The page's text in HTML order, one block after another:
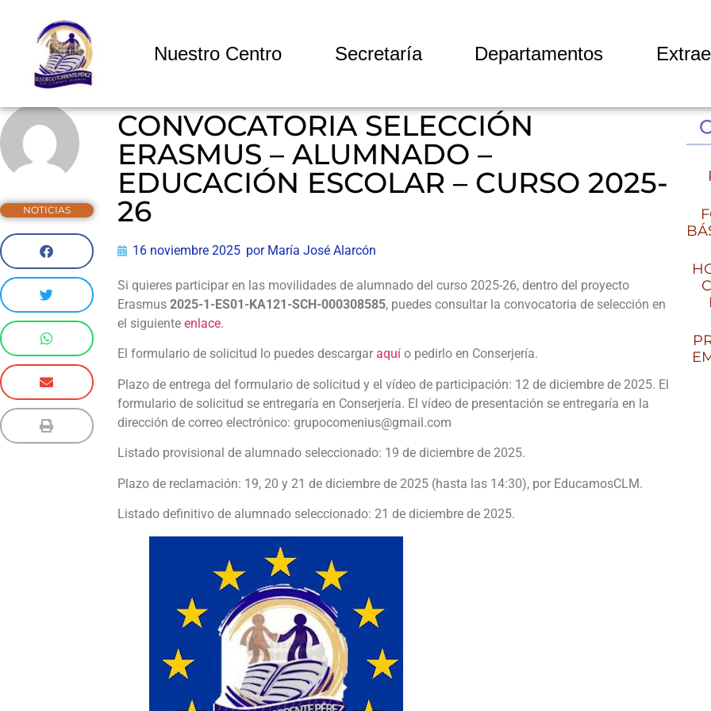
Nuestro Centro Secretaría Departamentos
NOTICIAS
CONVOCATORIA SELECCIÓN
ERASMUS – ALUMNADO –
EDUCACIÓN ESCOLAR – CURSO 2025-
26
16 noviembre 2025 porMaría José Alarcón
Si quieres participar en las movilidades de alumnado del curso 2025-26, dentro del proyecto
Erasmus2025-1-ES01-KA121-SCH-000308585, puedes consultar la convocatoria de selección en
el siguienteenlace.
El formulario de solicitud lo puedes descargar aquío pedirlo en Conserjería.
Plazo de entrega del formulario de solicitud y el vídeo de participación: 12 de diciembre de 2025. El
formulario de solicitud se entregaría en Conserjería. El vídeo de presentación se entregaría en la
dirección de correo electrónico: grupocomenius@gmail.com
Listado provisional de alumnado seleccionado: 19 de diciembre de 2025.
Plazo de reclamación: 19, 20 y 21 de diciembre de 2025 (hasta las 14:30), por EducamosCLM.
Listado definitivo de alumnado seleccionado: 21 de diciembre de 2025.